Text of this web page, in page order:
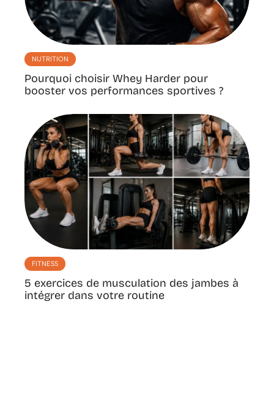
NUTRITION
Pourquoi choisir Whey Harder pour
booster vos performances sportives ?
FITNESS
5 exercices de musculation des jambes à
intégrer dans votre routine